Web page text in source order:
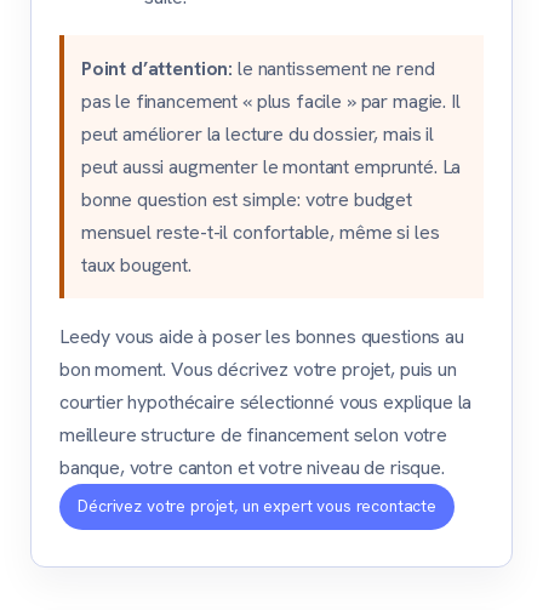
Point d’attention: le nantissement ne rend
pas le financement « plus facile » par magie. Il
peut améliorer la lecture du dossier, mais il
peut aussi augmenter le montant emprunté. La
bonne question est simple: votre budget
mensuel reste-t-il confortable, même si les
taux bougent.
Leedy vous aide à poser les bonnes questions au
bon moment. Vous décrivez votre projet, puis un
courtier hypothécaire sélectionné vous explique la
meilleure structure de financement selon votre
banque, votre canton et votre niveau de risque.
Décrivez votre projet, un expert vous recontacte